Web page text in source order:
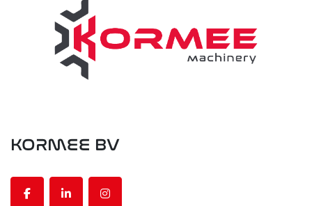
KORMEE BV
facebooklinkedininstagram